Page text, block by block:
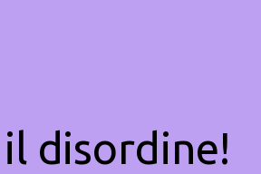
il disordine!